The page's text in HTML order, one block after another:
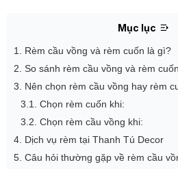
Mục lục
1. Rèm cầu vồng và rèm cuốn là gì?
2. So sánh rèm cầu vồng và rèm
3. Nên chọn rèm cầu vồng hay rèm
3.1. Chọn rèm cuốn khi:
3.2. Chọn rèm cầu vồng khi:
4. Dịch vụ rèm tại Thanh Tú Decor
5. Câu hỏi thường gặp về rèm cầu